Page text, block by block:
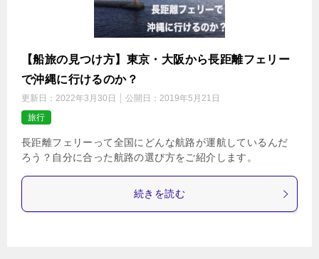
【船旅の見つけ方】東京・大阪から長距離フェリー
で沖縄に行けるのか？
更新日： 2022年3月30日 公開日： 2019年5月21日
旅行
長距離フェリーって全国にどんな航路が運航しているんだ
ろう？自分に合った航路の選び方をご紹介します。
続きを読む